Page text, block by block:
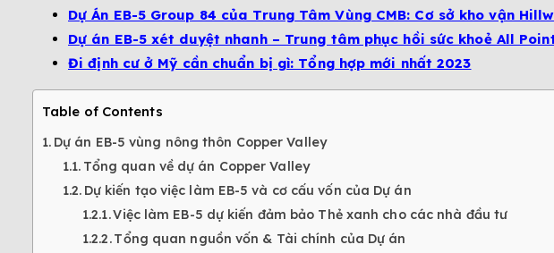
Dự Án EB-5 Group 84 của Trung Tâm Vùng CMB: Cơ sở kho vận
Dự án EB-5 xét duyệt nhanh – Trung tâm phục hồi sức khoẻ All
Đi định cư ở Mỹ cần chuẩn bị gì: Tổng hợp mới nhất 2023
Table of Contents
Dự án EB-5 vùng nông thôn Copper Valley
Tổng quan về dự án Copper Valley
Dự kiến tạo việc làm EB-5 và cơ cấu vốn của Dự án
Việc làm EB-5 dự kiến đảm bảo Thẻ xanh cho các nhà đầu tư
Tổng quan nguồn vốn & Tài chính của Dự án